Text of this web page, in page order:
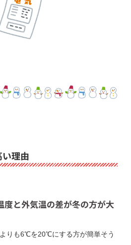
理由
と外気温の差が冬の方が大
りも6℃を20℃にする方が簡単そう